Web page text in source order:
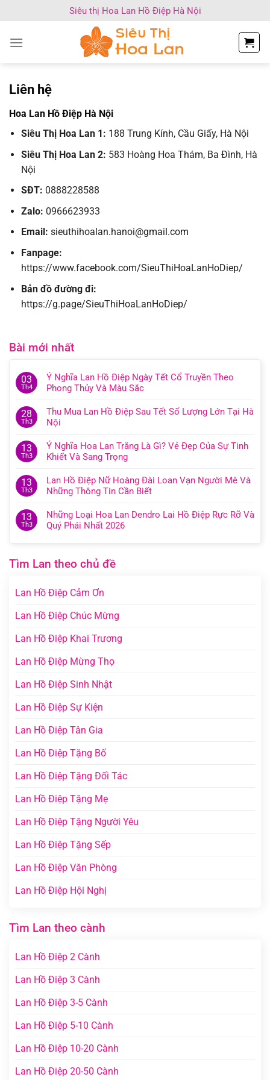
nội
Siêu thị Hoa Lan Hồ Điệp Hà Nội
Liên hệ
Hoa Lan Hồ Điệp Hà Nội
Siêu Thị Hoa Lan 1: 188 Trung Kính, Cầu Giấy, Hà Nội
Siêu Thị Hoa Lan 2: 583 Hoàng Hoa Thám, Ba Đình, Hà
Nội
SĐT: 0888228588
Zalo: 0966623933
Email: sieuthihoalan.hanoi@gmail.com
Fanpage:
https://www.facebook.com/SieuThiHoaLanHoDiep/
Bản đồ đường đi:
https://g.page/SieuThiHoaLanHoDiep/
Bài mới nhất
03
Th4
Ý Nghĩa Lan Hồ Điệp Ngày Tết Cổ Truyền Theo
Phong Thủy Và Màu Sắc
28
Th3
Thu Mua Lan Hồ Điệp Sau Tết Số Lượng Lớn Tại Hà
Nội
13
Th3
Ý Nghĩa Hoa Lan Trắng Là Gì? Vẻ Đẹp Của Sự Tinh
Khiết Và Sang Trọng
13
Th3
Lan Hồ Điệp Nữ Hoàng Đài Loan Vạn Người Mê Và
Những Thông Tin Cần Biết
13
Th3
Những Loại Hoa Lan Dendro Lai Hồ Điệp Rực Rỡ Và
Quý Phái Nhất 2026
Tìm Lan theo chủ đề
Lan Hồ Điệp Cảm Ơn
Lan Hồ Điệp Chúc Mừng
Lan Hồ Điệp Khai Trương
Lan Hồ Điệp Mừng Thọ
Lan Hồ Điệp Sinh Nhật
Lan Hồ Điệp Sự Kiện
Lan Hồ Điệp Tân Gia
Lan Hồ Điệp Tặng Bố
Lan Hồ Điệp Tặng Đối Tác
Lan Hồ Điệp Tặng Mẹ
Lan Hồ Điệp Tặng Người Yêu
Lan Hồ Điệp Tặng Sếp
Lan Hồ Điệp Văn Phòng
Lan Hồ Điệp Hội Nghị
Tìm Lan theo cành
Lan Hồ Điệp 2 Cành
Lan Hồ Điệp 3 Cành
Lan Hồ Điệp 3-5 Cành
Lan Hồ Điệp 5-10 Cành
Lan Hồ Điệp 10-20 Cành
Lan Hồ Điệp 20-50 Cành